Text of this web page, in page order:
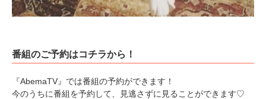
番組のご予約はコチラから！
『AbemaTV』では番組の予約ができます！
今のうちに番組を予約して、見逃さずに見ることができます♡